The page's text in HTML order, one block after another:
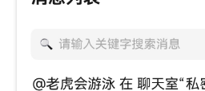
rate_limit_sec int